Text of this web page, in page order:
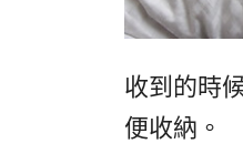
收到的時
便收納。